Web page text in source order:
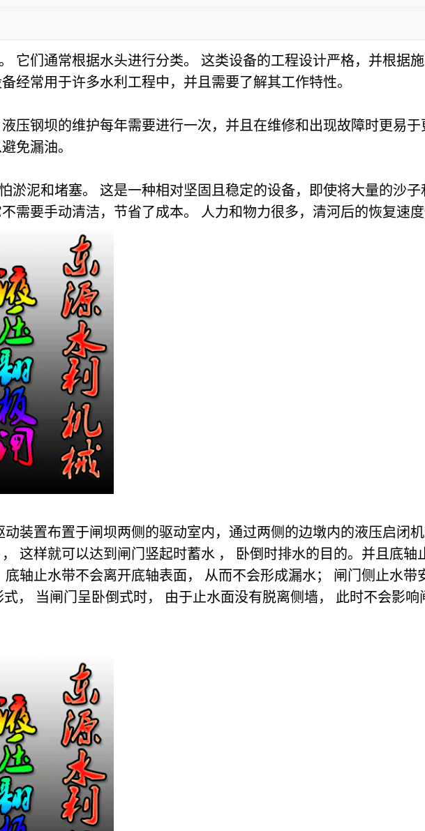
它们通常根据水头进行分类。 这类设备的工程设计严格，并根据
经常用于许多水利工程中，并且需要了解其工作特性。
压钢坝的维护每年需要进行一次，并且在维修和出现故障时更易
免漏油。
淤泥和堵塞。 这是一种相对坚固且稳定的设备，即使将大量的沙
需要手动清洁，节省了成本。 人力和物力很多，清河后的恢复速
装置布置于闸坝两侧的驱动室内，通过两侧的边墩内的液压启闭
这样就可以达到闸门竖起时蓄水 ， 卧倒时排水的目的。并且底轴
轴止水带不会离开底轴表面， 从而不会形成漏水； 闸门侧止水带
， 当闸门呈卧倒式时， 由于止水面没有脱离侧墙， 此时不会影